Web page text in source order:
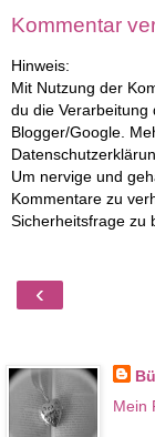
Kommentar
Hinweis:
Mit Nutzung der
du die Verarbeitung
Blogger/Google.
Um nervige und
Kommentare zu
Sicherheitsfrage zu
‹
Mein